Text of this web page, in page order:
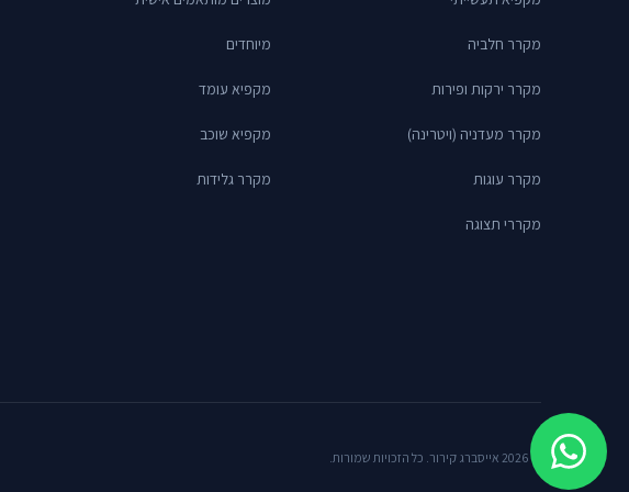
מקרר חלביה
מקרר ירקות ופירות
מקרר מעדניה (ויטרינה)
מקרר עוגות
מקררי תצוגה
מיוחדים
מקפיא עומד
מקפיא שוכב
מקרר גלידות
© 2026 אייסברג קירור. כל הזכויות שמורות.